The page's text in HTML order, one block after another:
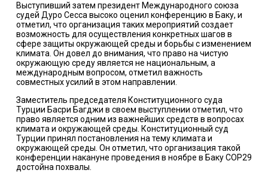
Выступивший затем президент Международного союза
судей Дуро Сесса высоко оценил конференцию в Баку, и
отметил, что организация таких мероприятий создает
возможность для осуществления конкретных шагов в
сфере защиты окружающей среды и борьбы с изменением
климата. Он довел до внимания, что право на чистую
окружающую среду является не национальным, а
международным вопросом, отметил важность
совместных усилий в этом направлении.
Заместитель председателя Конституционного суда
Турции Басри Багджи в своем выступлении отметил, что
право является одним из важнейших средств в вопросах
климата и окружающей среды. Конституционный суд
Турции принял постановления на тему климата и
окружающей среды. Он отметил, что организация такой
конференции накануне проведения в ноябре в Баку COP29
достойна похвалы.